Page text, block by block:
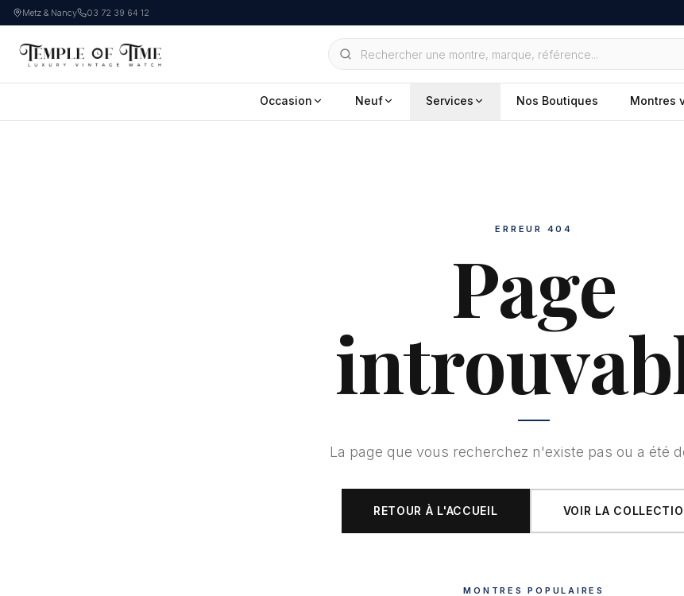
Metz & Nancy 03 72 39 64 12
Occasion Neuf Services Nos Boutiques Montres
ERREUR 404
Page
La page que vous recherchez n'existe pas ou a été
RETOUR À L'ACCUEIL VOIR LA
MONTRES POPULAIRES